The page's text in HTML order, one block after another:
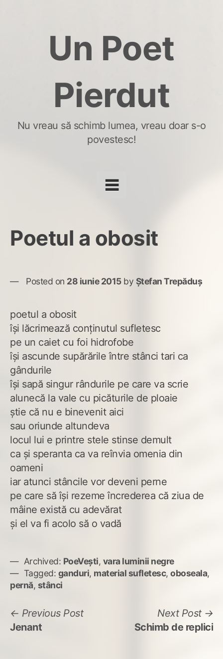
Un Poet
Pierdut
Nu vreau să schimb lumea, vreau doar s-o
povestesc!
Poetul a obosit
Posted on 28 iunie 2015by Ștefan Trepăduș
poetul a obosit
îşi lăcrimează conţinutul sufletesc
pe un caiet cu foi hidrofobe
îşi ascunde supărările între stânci tari ca
gândurile
îşi sapă singur rândurile pe care va scrie
alunecă la vale cu picăturile de ploaie
ştie că nu e binevenit aici
sau oriunde altundeva
locul lui e printre stele stinse demult
ca şi speranta ca va reînvia omenia din
oameni
iar atunci stâncile vor deveni perne
pe care să îşi rezeme încrederea că ziua de
mâine există cu adevărat
şi el va fi acolo să o vadă
Archived: PoeVești, vara luminii negre
Tagged: ganduri, material sufletesc, oboseala,
pernă, stânci
Navigare
în
Previous PostPrevious
Jenant
Next Post
Schimb de replici